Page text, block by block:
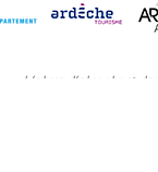
L’abus d’alcool est